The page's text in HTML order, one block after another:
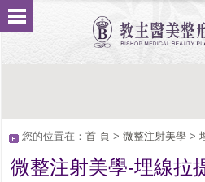
您的位置在： 首 頁> 微整注射美學>
微整注射美學-埋線拉